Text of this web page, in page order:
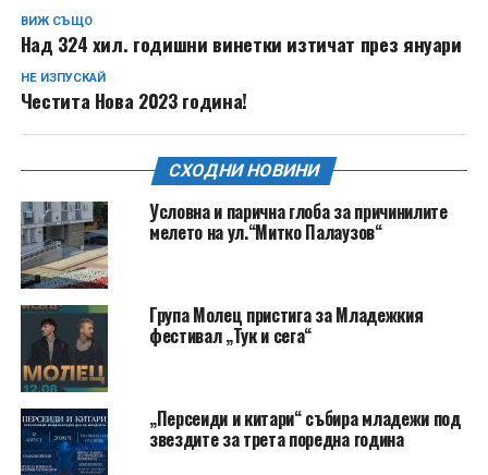
ВИЖ СЪЩО
Над 324 хил. годишни винетки изтичат през януари
НЕ ИЗПУСКАЙ
Честита Нова 2023 година!
СХОДНИ НОВИНИ
Условна и парична глоба за причинилите
мелето на ул.“Митко Палаузов“
Група Молец пристига за Младежкия
фестивал „Тук и сега“
„Персеиди и китари“ събира младежи под
звездите за трета поредна година